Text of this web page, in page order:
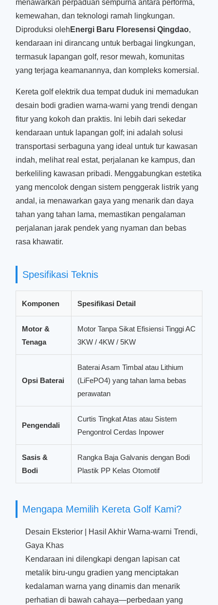
menawarkan perpaduan sempurna antara performa,
kemewahan, dan teknologi ramah lingkungan.
Diproduksi oleh Energi Baru Floresensi Qingdao,
kendaraan ini dirancang untuk berbagai lingkungan,
termasuk lapangan golf, resor mewah, komunitas
yang terjaga keamanannya, dan kompleks komersial.
Kereta golf elektrik dua tempat duduk ini memadukan
desain bodi gradien warna-warni yang trendi dengan
fitur yang kokoh dan praktis. Ini lebih dari sekedar
kendaraan untuk lapangan golf; ini adalah solusi
transportasi serbaguna yang ideal untuk tur kawasan
indah, melihat real estat, perjalanan ke kampus, dan
berkeliling kawasan pribadi. Menggabungkan estetika
yang mencolok dengan sistem penggerak listrik yang
andal, ia menawarkan gaya yang menarik dan daya
tahan yang tahan lama, memastikan pengalaman
perjalanan jarak pendek yang nyaman dan bebas
rasa khawatir.
Spesifikasi Teknis
Komponen Spesifikasi Detail
Motor &
Tenaga
Motor Tanpa Sikat Efisiensi Tinggi AC
3KW / 4KW / 5KW
Opsi Baterai
Baterai Asam Timbal atau Lithium
(LiFePO4) yang tahan lama bebas
perawatan
Pengendali
Curtis Tingkat Atas atau Sistem
Pengontrol Cerdas Inpower
Sasis &
Bodi
Rangka Baja Galvanis dengan Bodi
Plastik PP Kelas Otomotif
Mengapa Memilih Kereta Golf Kami?
Desain Eksterior | Hasil Akhir Warna-warni Trendi,
Gaya Khas
Kendaraan ini dilengkapi dengan lapisan cat
metalik biru-ungu gradien yang menciptakan
kedalaman warna yang dinamis dan menarik
perhatian di bawah cahaya—perbedaan yang